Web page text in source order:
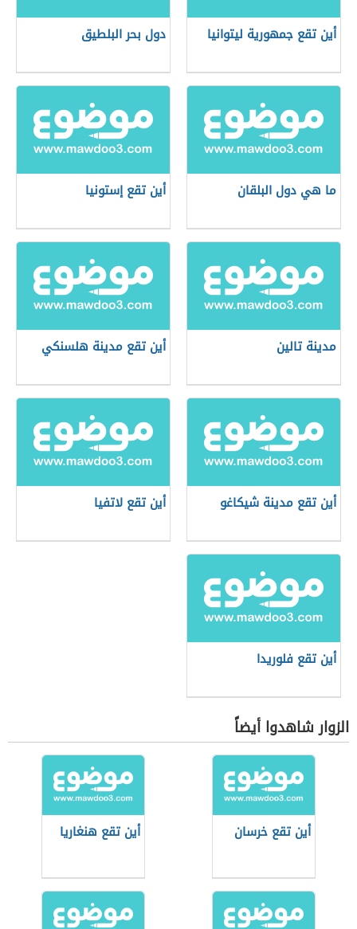
أين تقع جمهورية ليتوانيا دول بحر البلطيق
ما هي دول البلقان أين تقع إستونيا
مدينة تالين أين تقع مدينة هلسنكي
أين تقع مدينة شيكاغو أين تقع لاتفيا
أين تقع فلوريدا
الزوار شاهدوا أيضاً
أين تقع خرسان أين تقع هنغاريا